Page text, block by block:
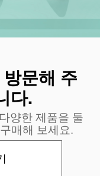
문해 주
다.
양한 제품을 둘
매해 보세요.